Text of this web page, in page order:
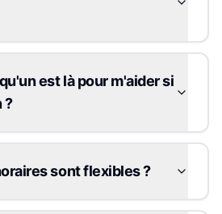
est là pour m'aider si
?
sont flexibles ?